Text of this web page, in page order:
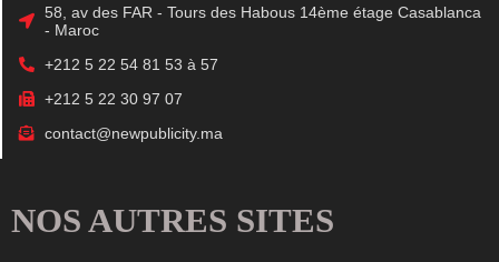
58, av des FAR - Tours des Habous 14ème étage Casablanca
- Maroc
+212 5 22 54 81 53 à 57
+212 5 22 30 97 07
contact@newpublicity.ma
NOS AUTRES SITES